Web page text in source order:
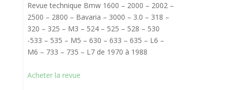
Revue technique Bmw 1600 – 2000 – 2002 –
2500 – 2800 – Bavaria – 3000 – 3.0 – 318 –
320 – 325 – M3 – 524 – 525 – 528 – 530
-533 – 535 – M5 – 630 – 633 – 635 – L6 –
M6 – 733 – 735 – L7 de 1970 à 1988
Acheter la revue